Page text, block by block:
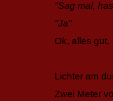
"Sag mal,
"Ja"
Ok, alles gut.
Lichter am
Zwei Meter